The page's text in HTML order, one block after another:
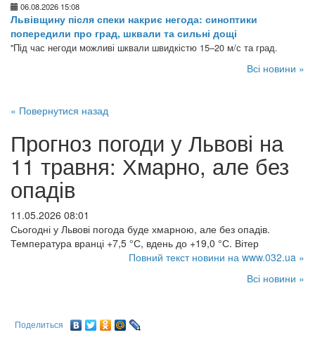
06.08.2026 15:08
Львівщину після спеки накриє негода: синоптики
попередили про град, шквали та сильні дощі
"Під час негоди можливі шквали швидкістю 15–20 м/с та град.
Всі новини »
« Повернутися назад
Прогноз погоди у Львові на
11 травня: Хмарно, але без
опадів
11.05.2026 08:01
Сьогодні у Львові погода буде хмарною, але без опадів.
Температура вранці +7,5 °С, вдень до +19,0 °С. Вітер
Повний текст новини на www.032.ua »
Всі новини »
Поделиться